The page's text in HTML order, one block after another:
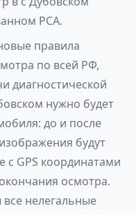
РСА.
правила
по всей РФ,
диагностической
нужно будет
до и после
будут
с GPS координатами
осмотра.
нелегальные